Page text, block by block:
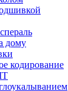
дому
кодирование